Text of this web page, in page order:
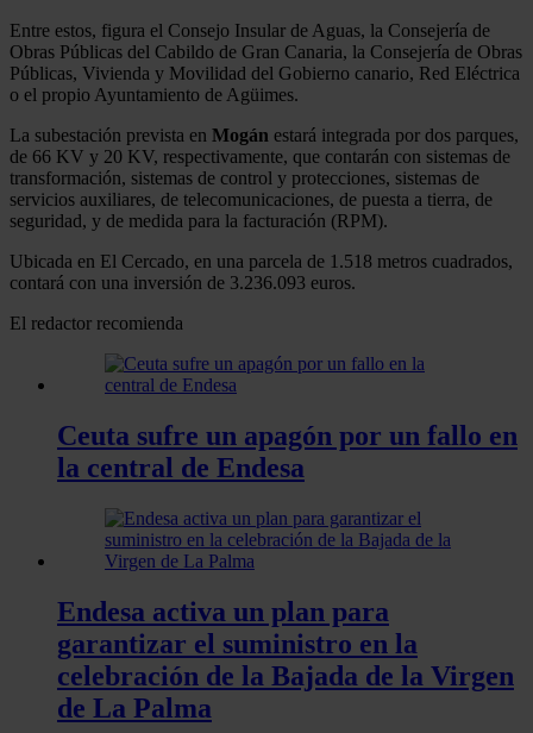
Entre estos, figura el Consejo Insular de Aguas, la Consejería de
Obras Públicas del Cabildo de Gran Canaria, la Consejería de Obras
Públicas, Vivienda y Movilidad del Gobierno canario, Red Eléctrica
o el propio Ayuntamiento de Agüimes.
La subestación prevista en Mogán estará integrada por dos parques,
de 66 KV y 20 KV, respectivamente, que contarán con sistemas de
transformación, sistemas de control y protecciones, sistemas de
servicios auxiliares, de telecomunicaciones, de puesta a tierra, de
seguridad, y de medida para la facturación (RPM).
Ubicada en El Cercado, en una parcela de 1.518 metros cuadrados,
contará con una inversión de 3.236.093 euros.
El redactor recomienda
Ceuta sufre un apagón por un fallo en
la central de Endesa
Endesa activa un plan para
garantizar el suministro en la
celebración de la Bajada de la Virgen
de La Palma